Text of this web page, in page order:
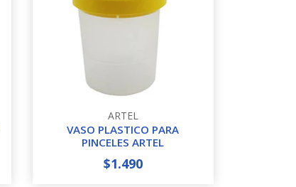
ARTEL
VASO PLASTICO PARA
PINCELES ARTEL
+
$1.490